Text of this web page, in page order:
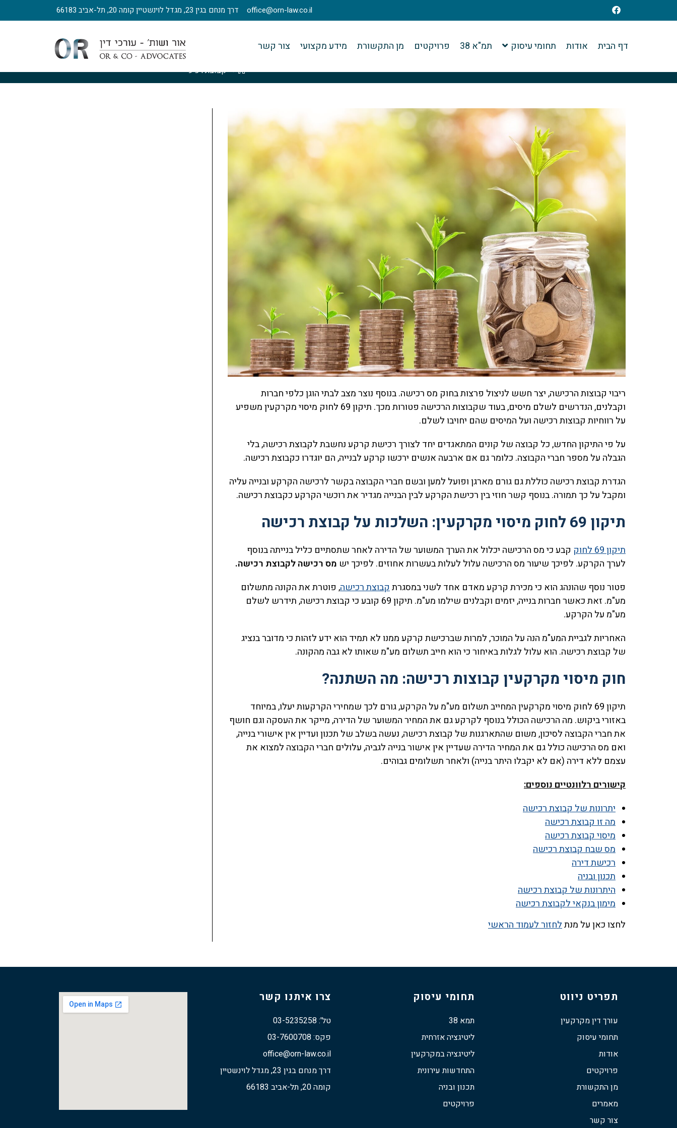
office@orn-law.co.il דרך מנחם בגין 23, מגדל לוינשטיין קומה 20, תל-אביב 66183
דף הבית אודות תחומי עיסוק תמ"א 38 פרויקטים מן התקשורת מידע מקצועי צור קשר
> קבוצת רכישה > מס רכישה לקבוצת רכישה
ריבוי קבוצות הרכישה, יצר חשש לניצול פרצות בחוק מס רכישה. בנוסף נוצר מצב לבתי הוגן כלפי חברות
וקבלנים, הנדרשים לשלם מיסים, בעוד שקבוצות הרכישה פטורות מכך. תיקון 69 לחוק מיסוי מקרקעין משפיע
על רווחיות קבוצות רכישה ועל המיסים שהם יחויבו לשלם.
על פי התיקון החדש, כל קבוצה של קונים המתאגדים יחד לצורך רכישת קרקע נחשבת לקבוצת רכישה, בלי
הגבלה על מספר חברי הקבוצה. כלומר גם אם ארבעה אנשים ירכשו קרקע לבנייה, הם יוגדרו כקבוצת רכישה.
הגדרת קבוצת רכישה כוללת גם גורם מארגן ופועל למען ובשם חברי הקבוצה בקשר לרכישה הקרקע ובנייה עליה
ומקבל על כך תמורה. בנוסף קשר חוזי בין רכישת הקרקע לבין הבנייה מגדיר את רוכשי הקרקע כקבוצת רכישה.
תיקון 69 לחוק מיסוי מקרקעין: השלכות על קבוצת רכישה
תיקון 69 לחוק
קבע כי מס הרכישה יכלול את הערך המשוער של הדירה לאחר שתסתיים כליל בנייתה בנוסף
לערך הקרקע. לפיכך שיעור מס הרכישה עלול לעלות בעשרות אחוזים. לפיכך יש מס רכישה לקבוצת רכישה.
פטור נוסף שהונהג הוא כי מכירת קרקע מאדם אחד לשני במסגרתקבוצת רכישה, פוטרת את הקונה מתשלום
מע"מ. זאת כאשר חברות בנייה, יזמים וקבלנים שילמו מע"מ. תיקון 69 קובע כי קבוצת רכישה, תידרש לשלם
מע"מ על הקרקע.
האחריות לגביית המע"מ הנה על המוכר, למרות שברכישת קרקע ממנו לא תמיד הוא ידע לזהות כי מדובר בנציג
של קבוצת רכישה. הוא עלול לגלות באיחור כי הוא חייב תשלום מע"מ שאותו לא גבה מהקונה.
חוק מיסוי מקרקעין קבוצות רכישה: מה השתנה?
תיקון 69 לחוק מיסוי מקרקעין המחייב תשלום מע"מ על הקרקע, גורם לכך שמחירי הקרקעות יעלו, במיוחד
באזורי ביקוש. מה הרכישה הכולל בנוסף לקרקע גם את המחיר המשוער של הדירה, מייקר את העסקה וגם חושף
את חברי הקבוצה לסיכון, משום שהתארגנות של קבוצת רכישה, נעשה בשלב של תכנון ועדיין אין אישורי בנייה,
ואם מס הרכישה כולל גם את המחיר הדירה שעדיין אין אישור בנייה לגביה, עלולים חברי הקבוצה למצוא את
עצמם ללא דירה (אם לא יקבלו היתר בנייה) ולאחר תשלומים גבוהים.
קישורים רלוונטיים נוספים:
יתרונות של קבוצת רכישה
מה זו קבוצת רכישה
מיסוי קבוצת רכישה
מס שבח קבוצת רכישה
רכישת דירה
תכנון ובניה
היתרונות של קבוצת רכישה
מימון בנקאי לקבוצת רכישה
לחצו כאן על מנתלחזור לעמוד הראשי
תפריט ניווט
עורך דין מקרקעין
תחומי עיסוק
אודות
פרויקטים
מן התקשורת
מאמרים
צור קשר
תחומי עיסוק
תמא 38
ליטיגציה אזרחית
ליטיגציה במקרקעין
התחדשות עירונית
תכנון ובניה
פרויקטים
צרו איתנו קשר
טל': 03-5235258
פקס: 03-7600708
office@orn-law.co.il
דרך מנחם בגין 23, מגדל לוינשטיין
קומה 20, תל-אביב 66183